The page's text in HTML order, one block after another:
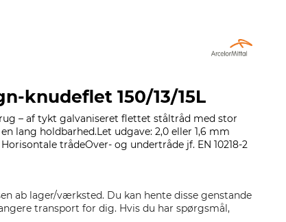
knudeflet 150/13/15L
– af tykt galvaniseret flettet ståltråd med stor
lang holdbarhed.Let udgave: 2,0 eller 1,6 mm
trådeOver- og undertråde jf. EN 10218-2
ab lager/værksted. Du kan hente disse genstande
transport for dig. Hvis du har spørgsmål,